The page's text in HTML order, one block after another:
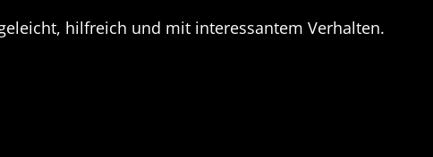
hilfreich und mit interessantem Verhalten.